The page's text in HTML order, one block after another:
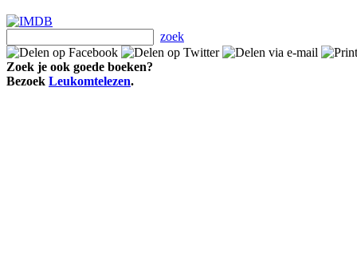
zoek
Zoek je ook goede boeken?
Bezoek Leukomtelezen.